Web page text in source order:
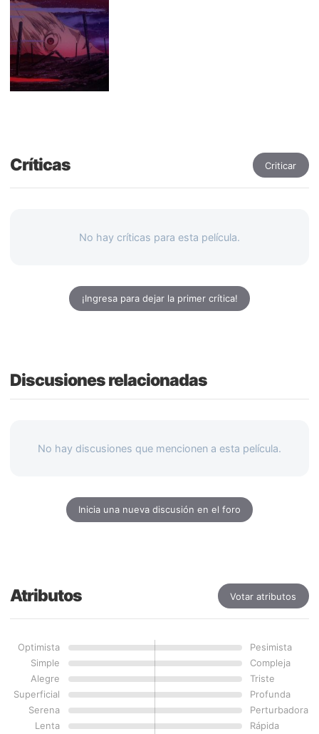
Críticas Criticar
No hay críticas para esta película.
¡Ingresa para dejar la primer crítica!
Discusiones relacionadas
No hay discusiones que mencionen a esta película.
Inicia una nueva discusión en el foro
Atributos Votar atributos
Optimista
Pesimista
Simple
Compleja
Alegre
Triste
Superficial
Profunda
Serena
Perturbadora
Lenta
Rápida